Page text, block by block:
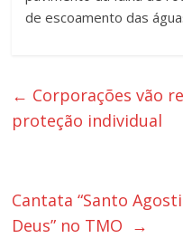
de escoamento das
← Corporações vão
proteção individual
Cantata “Santo
Deus” no TMO →